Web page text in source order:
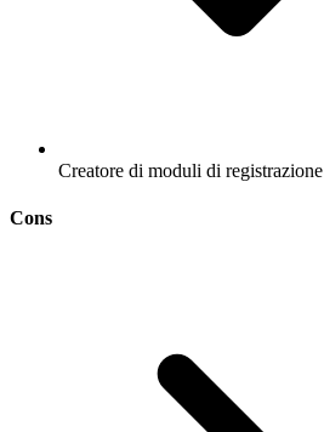
Creatore di moduli di registrazione
Cons